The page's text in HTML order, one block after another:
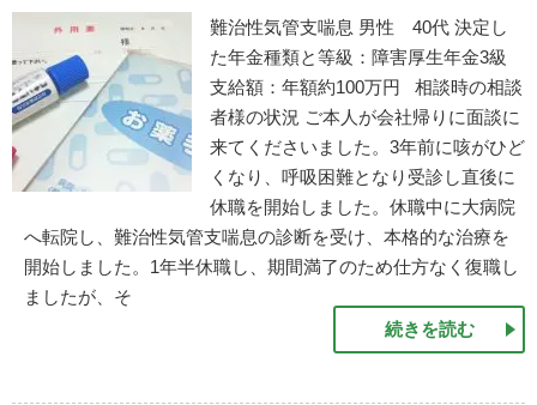
難治性気管支喘息 男性 40代 決定し
た年金種類と等級：障害厚生年金3級
支給額：年額約100万円 相談時の相談
者様の状況 ご本人が会社帰りに面談に
来てくださいました。3年前に咳がひど
くなり、呼吸困難となり受診し直後に
休職を開始しました。休職中に大病院
へ転院し、難治性気管支喘息の診断を受け、本格的な治療を
開始しました。1年半休職し、期間満了のため仕方なく復職し
ましたが、そ
続きを読む